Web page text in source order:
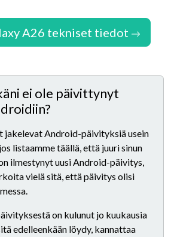
A26 tekniset tiedot
ei ole päivittynyt
jakelevat Android-päivityksiä usein
listaamme täällä, että juuri sinun
ilmestynyt uusi Android-päivitys,
vielä sitä, että päivitys olisi
on kulunut jo kuukausia
edelleenkään löydy, kannattaa